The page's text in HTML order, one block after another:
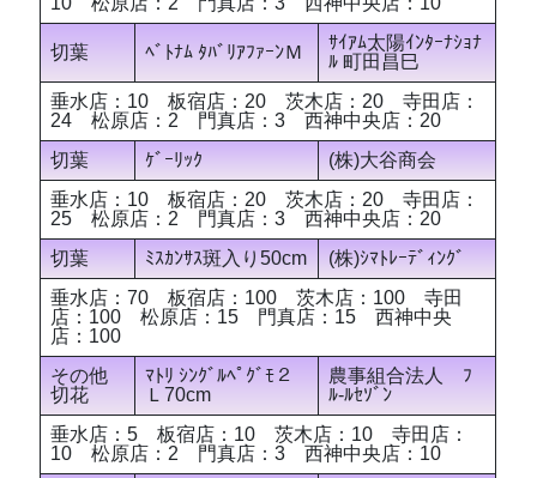
切葉 ﾍﾞﾄﾅﾑ ﾀﾊﾞﾘｱﾌｧｰﾝＭ
ｻｲｱﾑ太陽ｲﾝﾀｰﾅｼｮﾅ
ﾙ 町田昌巳
垂水店：10 板宿店：20 茨木店：20 寺田店：
24 松原店：2 門真店：3 西神中央店：20
切葉
ｹﾞｰﾘｯｸ
(株)大谷商会
垂水店：10 板宿店：20 茨木店：20 寺田店：
25 松原店：2 門真店：3 西神中央店：20
切葉
ﾐｽｶﾝｻｽ斑入り50cm
(株)ｼﾏﾄﾚｰﾃﾞｨﾝｸﾞ
垂水店：70 板宿店：100 茨木店：100 寺田
店：100 松原店：15 門真店：15 西神中央
店：100
その他
切花
ﾏﾄﾘ ｼﾝｸﾞﾙﾍﾟｸﾞﾓ２
Ｌ70cm
農事組合法人 ﾌ
ﾙ-ﾙｾｿﾞﾝ
垂水店：5 板宿店：10 茨木店：10 寺田店：
10 松原店：2 門真店：3 西神中央店：10